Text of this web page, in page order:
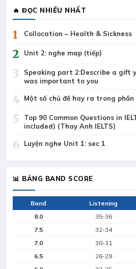
🔥 ĐỌC NHIỀU NHẤT
1 Collocation – Health & Sickness
2 Unit 2: nghe map (tiếp)
3
Speaking part 2:Describe a gift
was important to you
4 Một số chủ đề hay ra trong
5
Top 90 Common Questions in
included) (Thay Anh IELTS)
6 Luyện nghe Unit 1: sec 1
📊 BẢNG BAND SCORE
Band Listening
8.0
35-36
7.5
32-34
7.0
30-31
6.5
26-29